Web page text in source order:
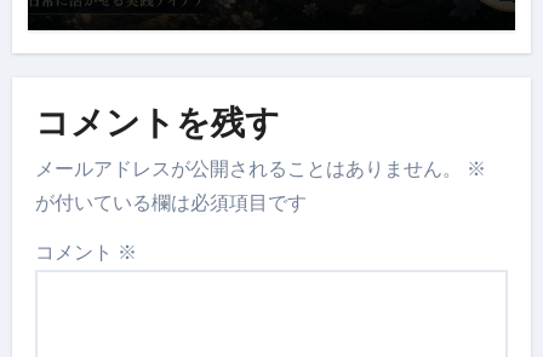
コメントを残す
メールアドレスが公開されることはありません。
※
が付いている欄は必須項目です
コメント ※